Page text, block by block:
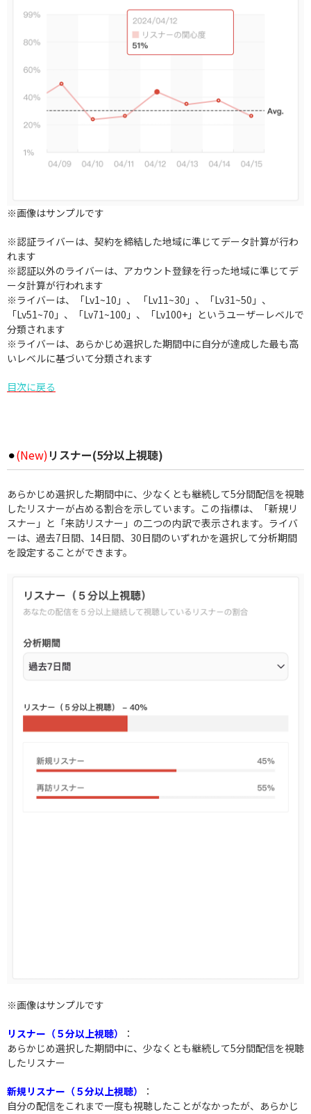
※画像はサンプルです
※認証ライバーは、契約を締結した地域に準じてデータ計算が行わ
れます
※認証以外のライバーは、アカウント登録を行った地域に準じてデ
ータ計算が行われます
※ライバーは、「Lv1~10」、 「Lv11~30」、「Lv31~50」、
「Lv51~70」、「Lv71~100」、「Lv100+」というユーザーレベルで
分類されます
※ライバーは、あらかじめ選択した期間中に自分が達成した最も高
いレベルに基づいて分類されます
目次に戻る
⚫︎(New)リスナー(5分以上視聴)
あらかじめ選択した期間中に、少なくとも継続して5分間配信を視聴
したリスナーが占める割合を示しています。この指標は、「新規リ
スナー」と「来訪リスナー」の二つの内訳で表示されます。ライバ
ーは、過去7日間、14日間、30日間のいずれかを選択して分析期間
を設定することができます。
※画像はサンプルです
リスナー（５分以上視聴）
：
あらかじめ選択した期間中に、少なくとも継続して5分間配信を視聴
したリスナー
新規リスナー（５分以上視聴）
：
自分の配信をこれまで一度も視聴したことがなかったが、あらかじ